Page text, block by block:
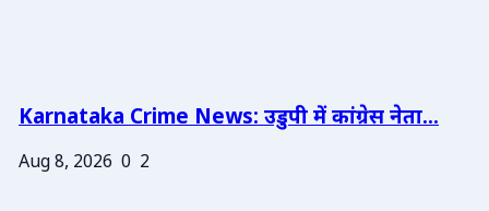
Karnataka Crime News: उडुपी में कांग्रेस नेता...
Aug 8, 2026 0 2